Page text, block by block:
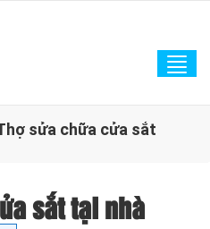
sửa chữa cửa sắt
sắt tại nhà